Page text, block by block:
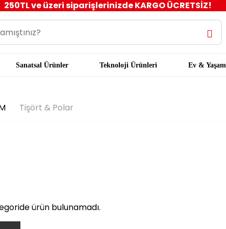
250TL ve üzeri siparişlerinizde KARGO ÜCRETSİZ!
Sanatsal Ürünler Teknoloji Ürünleri Ev & Yaşam
Tişört & Polar
ürün bulunamadı.